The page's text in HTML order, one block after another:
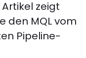
zeigt
den MQL vom
Pipeline-